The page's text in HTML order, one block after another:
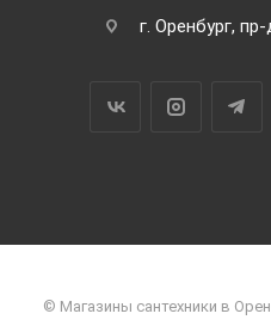
г. Оренбург,
© Магазины сантехники в